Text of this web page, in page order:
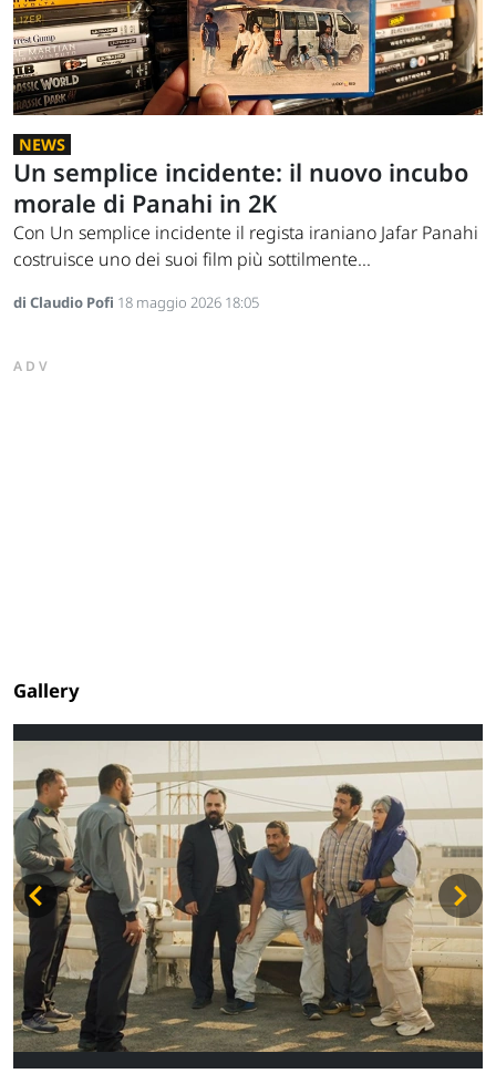
NEWS
Un semplice incidente: il nuovo incubo
morale di Panahi in 2K
Con Un semplice incidente il regista iraniano Jafar Panahi
costruisce uno dei suoi film più sottilmente...
di Claudio Pofi 18 maggio 2026 18:05
ADV
Gallery